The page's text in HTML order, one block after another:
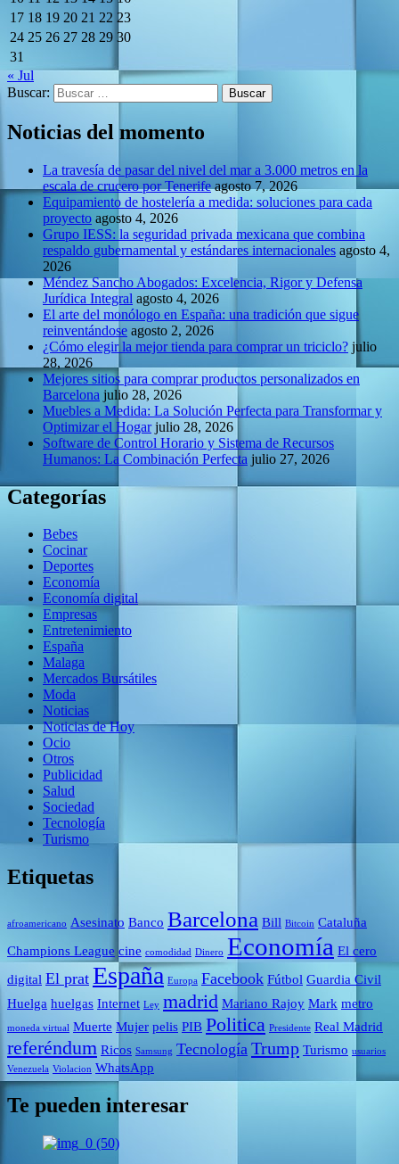
17 18 19 20 21 22 23
24 25 26 27 28 29 30
31
« Jul
Buscar:
Noticias del momento
La travesía de pasar del nivel del mar a 3.000 metros en la
escala de crucero por Tenerife agosto 7, 2026
Equipamiento de hostelería a medida: soluciones para cada
proyecto agosto 4, 2026
Grupo IESS: la seguridad privada mexicana que combina
respaldo gubernamental y estándares internacionales agosto 4,
2026
Méndez Sancho Abogados: Excelencia, Rigor y Defensa
Jurídica Integral agosto 4, 2026
El arte del monólogo en España: una tradición que sigue
reinventándose agosto 2, 2026
¿Cómo elegir la mejor tienda para comprar un triciclo? julio
28, 2026
Mejores sitios para comprar productos personalizados en
Barcelona julio 28, 2026
Muebles a Medida: La Solución Perfecta para Transformar y
Optimizar el Hogar julio 28, 2026
Software de Control Horario y Sistema de Recursos
Humanos: La Combinación Perfecta julio 27, 2026
Categorías
Bebes
Cocinar
Deportes
Economía
Economía digital
Empresas
Entretenimiento
España
Malaga
Mercados Bursátiles
Moda
Noticias
Noticias de Hoy
Ocio
Otros
Publicidad
Salud
Sociedad
Tecnología
Turismo
Etiquetas
afroamericano Asesinato Banco Barcelona Bill Bitcoin Cataluña
Champions League cine comodidad Dinero Economía El cero
digital El prat España Europa Facebook Fútbol Guardia Civil
Huelga huelgas Internet Ley madrid Mariano Rajoy Mark metro
moneda virtual Muerte Mujer pelis PIB Politica Presidente Real Madrid
referéndum Ricos Samsung Tecnología Trump Turismo usuarios
Venezuela Violacion WhatsApp
Te pueden interesar